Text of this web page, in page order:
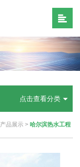
点击查看分类
产品展示 > 哈尔滨热水工程